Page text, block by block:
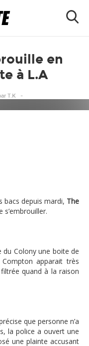
en
à L.A
T.K
bacs depuis mardi, The
du Colony une boite de
apparait très
quand à la raison
que personne n’a
la police a ouvert une
une plainte accusant